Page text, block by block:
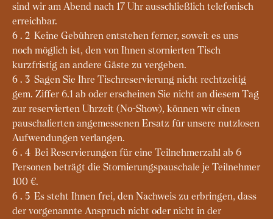
sind wir am Abend nach 17 Uhr ausschließlich telefonisch
erreichbar.
6.2 Keine Gebühren entstehen ferner, soweit es uns
noch möglich ist, den von Ihnen stornierten Tisch
kurzfristig an andere Gäste zu vergeben.
6.3 Sagen Sie Ihre Tischreservierung nicht rechtzeitig
gem. Ziffer 6.1 ab oder erscheinen Sie nicht an diesem Tag
zur reservierten Uhrzeit (No-Show), können wir einen
pauschalierten angemessenen Ersatz für unsere nutzlosen
Aufwendungen verlangen.
6.4 Bei Reservierungen für eine Teilnehmerzahl ab 6
Personen beträgt die Stornierungspauschale je Teilnehmer
100 €.
6.5 Es steht Ihnen frei, den Nachweis zu erbringen, dass
der vorgenannte Anspruch nicht oder nicht in der